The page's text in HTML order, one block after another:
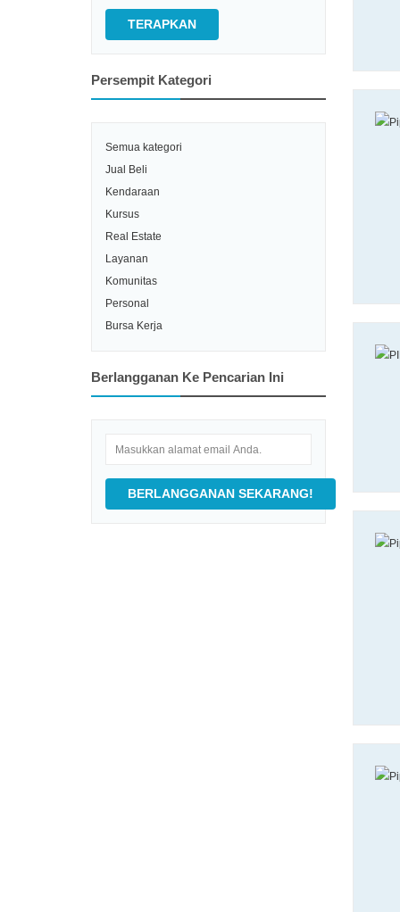
TERAPKAN
Persempit Kategori
Semua kategori
Jual Beli
Kendaraan
Kursus
Real Estate
Layanan
Komunitas
Personal
Bursa Kerja
Berlangganan Ke Pencarian Ini
BERLANGGANAN SEKARANG!